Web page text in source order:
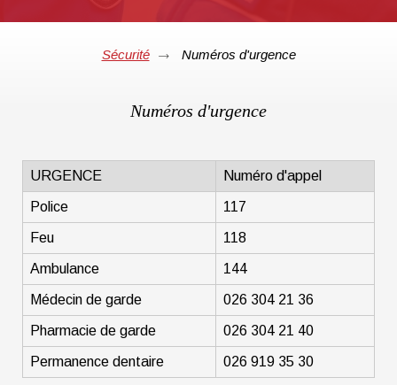
Sécurité Numéros d'urgence
Numéros d'urgence
URGENCE Numéro d'appel
Police 117
Feu 118
Ambulance 144
Médecin de garde 026 304 21 36
Pharmacie de garde 026 304 21 40
Permanence dentaire 026 919 35 30